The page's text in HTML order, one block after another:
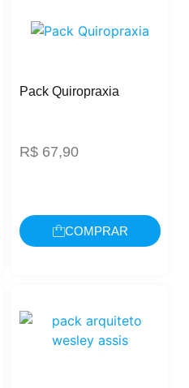
Pack Quiropraxia
R$ 67,90
COMPRAR